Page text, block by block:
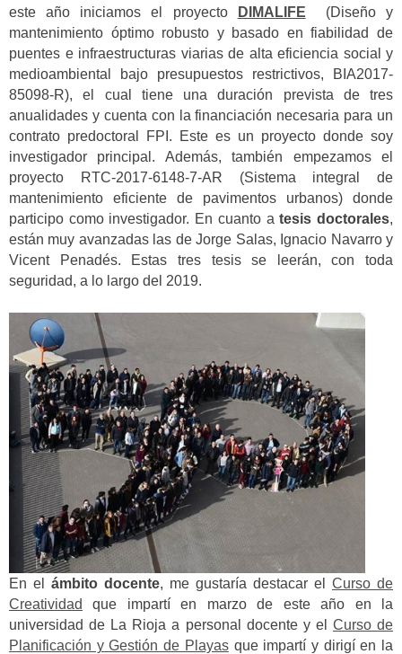
este año iniciamos el proyecto DIMALIFE (Diseño y
mantenimiento óptimo robusto y basado en fiabilidad de
puentes e infraestructuras viarias de alta eficiencia social y
medioambiental bajo presupuestos restrictivos, BIA2017-
85098-R), el cual tiene una duración prevista de tres
anualidades y cuenta con la financiación necesaria para un
contrato predoctoral FPI. Este es un proyecto donde soy
investigador principal. Además, también empezamos el
proyecto RTC-2017-6148-7-AR (Sistema integral de
mantenimiento eficiente de pavimentos urbanos) donde
participo como investigador. En cuanto atesis doctorales,
están muy avanzadas las de Jorge Salas, Ignacio Navarro y
Vicent Penadés. Estas tres tesis se leerán, con toda
seguridad, a lo largo del 2019.
En el ámbito docente, me gustaría destacar el Curso de
Creatividad
que impartí en marzo de este año en la
universidad de La Rioja a personal docente y el Curso de
Planificación y Gestión de Playasque impartí y dirigí en la